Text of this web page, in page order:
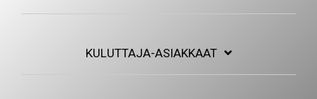
KULUTTAJA-ASIAKKAAT